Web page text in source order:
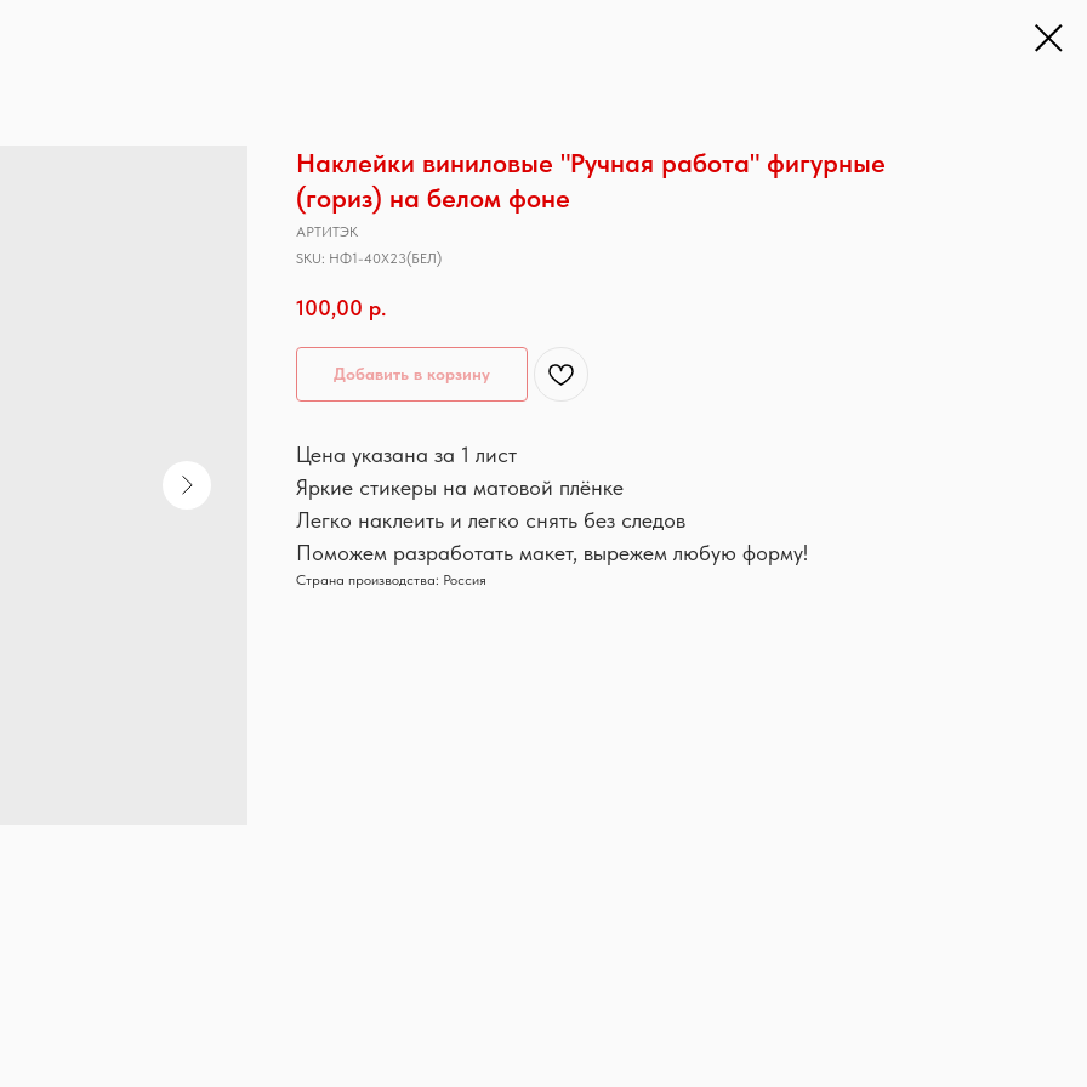
Наклейки виниловые "Ручная работа" фигурные
(гориз) на белом фоне
АРТИТЭК
SKU: НФ1-40Х23(БЕЛ)
100,00 р.
Добавить в корзину
Цена указана за 1 лист
Яркие стикеры на матовой плёнке
Легко наклеить и легко снять без следов
Поможем разработать макет, вырежем любую форму!
Страна производства: Россия